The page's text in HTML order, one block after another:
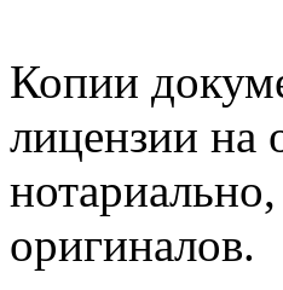
Копии
лицензии на
оригиналов.